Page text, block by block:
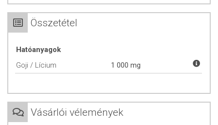
tibeti és indiai orvoslás eszköztárának immáron 6000 éve.
A goji tulajdonképpen olyan, mint egy természetes multivitamin
kapszula, amely több, mint:
20-féle ásványi anyagot,
és a narancsnál legalább 3-szor több C-vitamint tartalmaz.
A goji berry fogyasztása pozitívan hat:
Összetétel
Hatóanyagok
Goji / Lícium
1 000 mg
Vásárlói vélemények